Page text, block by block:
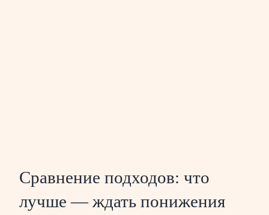
Сравнение подходов: что
лучше — ждать понижения